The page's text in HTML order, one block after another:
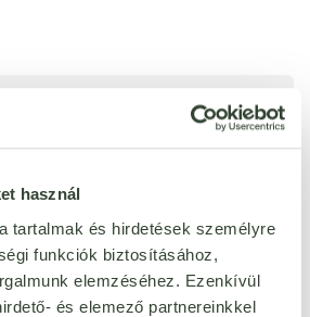
használ
tartalmak és hirdetések személyre
funkciók biztosításához,
elemzéséhez. Ezenkívül
és elemező partnereinkkel
nem értékelte. Legyél Te az